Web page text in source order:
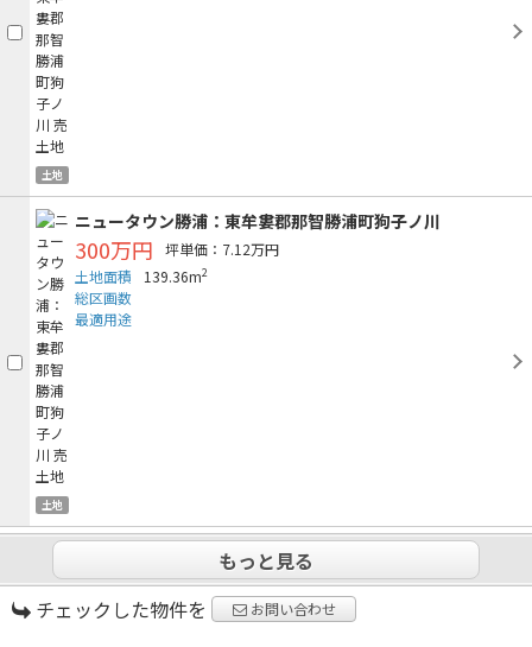
土地
土地
ニュータウン勝浦：東牟婁郡那智勝浦町狗子ノ川
300万円
坪単価：7.12万円
土地面積
139.36m2
総区画数
最適用途
もっと見る
チェックした物件を
お問い合わせ